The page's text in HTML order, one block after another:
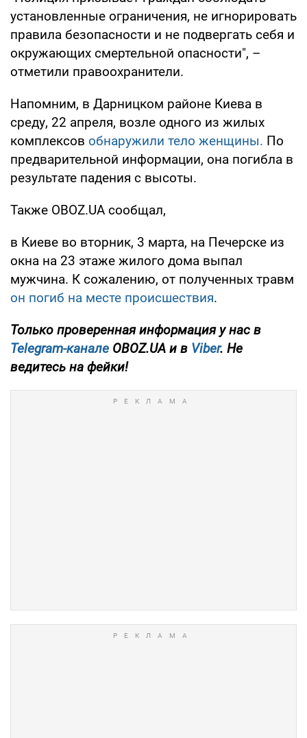
установленные ограничения, не игнорировать
правила безопасности и не подвергать себя и
окружающих смертельной опасности", –
отметили правоохранители.
Напомним, в Дарницком районе Киева в
среду, 22 апреля, возле одного из жилых
комплексов обнаружили тело женщины. По
предварительной информации, она погибла в
результате падения с высоты.
Также OBOZ.UA сообщал,
в Киеве во вторник, 3 марта, на Печерске из
окна на 23 этаже жилого дома выпал
мужчина. К сожалению, от полученных травм
он погиб на месте происшествия.
Только проверенная информация у нас в
Telegram-канале OBOZ.UA и в Viber. Не
ведитесь на фейки!